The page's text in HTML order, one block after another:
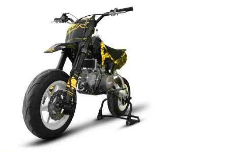
mehrere
Varianten
auf.
Die
Optionen
können
auf
der
Produktseite
gewählt
werden